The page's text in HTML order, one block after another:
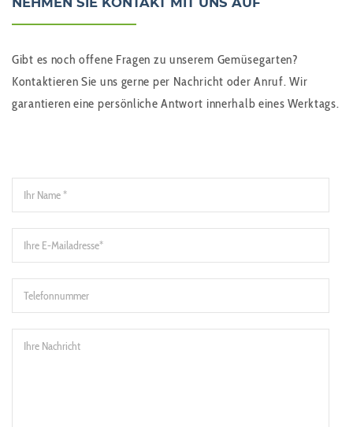
Gibt es noch offene Fragen zu unserem Gemüsegarten?
Kontaktieren Sie uns gerne per Nachricht oder Anruf. Wir
garantieren eine persönliche Antwort innerhalb eines Werktags.